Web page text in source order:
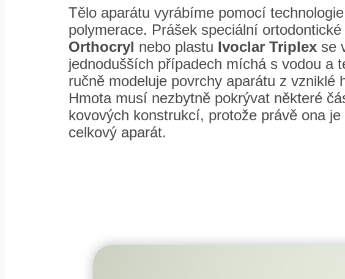
Tělo aparátu vyrábíme pomocí
polymerace. Prášek speciální
Orthocryl nebo plastu Ivoclar Triplex se
jednodušších případech míchá s vodou a
ručně modeluje povrchy aparátu z vzniklé
Hmota musí nezbytně pokrývat některé
kovových konstrukcí, protože právě ona je
celkový aparát.